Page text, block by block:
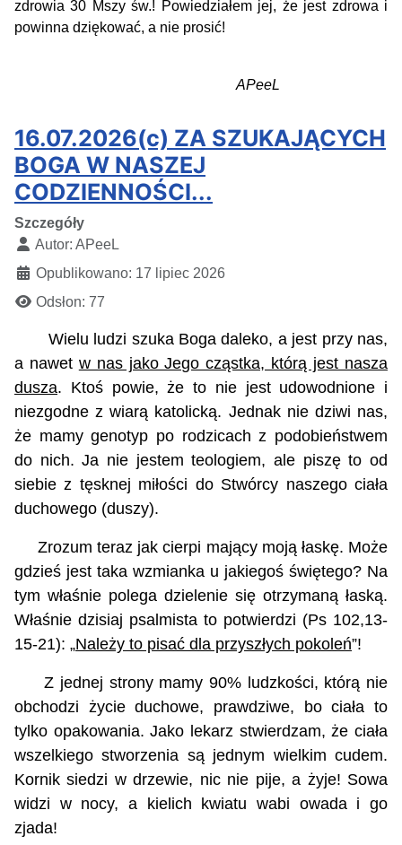
zdrowia 30 Mszy św.! Powiedziałem jej, że jest zdrowa i
powinna dziękować, a nie prosić!
APeeL
16.07.2026(c) ZA SZUKAJĄCYCH
BOGA W NASZEJ
CODZIENNOŚCI...
Szczegóły
Autor: APeeL
Opublikowano: 17 lipiec 2026
Odsłon: 77
Wielu ludzi szuka Boga daleko, a jest przy nas,
a nawet w nas jako Jego cząstka, którą jest nasza
dusza. Ktoś powie, że to nie jest udowodnione i
niezgodne z wiarą katolicką. Jednak nie dziwi nas,
że mamy genotyp po rodzicach z podobieństwem
do nich. Ja nie jestem teologiem, ale piszę to od
siebie z tęsknej miłości do Stwórcy naszego ciała
duchowego (duszy).
Zrozum teraz jak cierpi mający moją łaskę. Może
gdzieś jest taka wzmianka u jakiegoś świętego? Na
tym właśnie polega dzielenie się otrzymaną łaską.
Właśnie dzisiaj psalmista to potwierdzi (Ps 102,13-
15-21): „Należy to pisać dla przyszłych pokoleń”!
Z jednej strony mamy 90% ludzkości, którą nie
obchodzi życie duchowe, prawdziwe, bo ciała to
tylko opakowania. Jako lekarz stwierdzam, że ciała
wszelkiego stworzenia są jednym wielkim cudem.
Kornik siedzi w drzewie, nic nie pije, a żyje! Sowa
widzi w nocy, a kielich kwiatu wabi owada i go
zjada!